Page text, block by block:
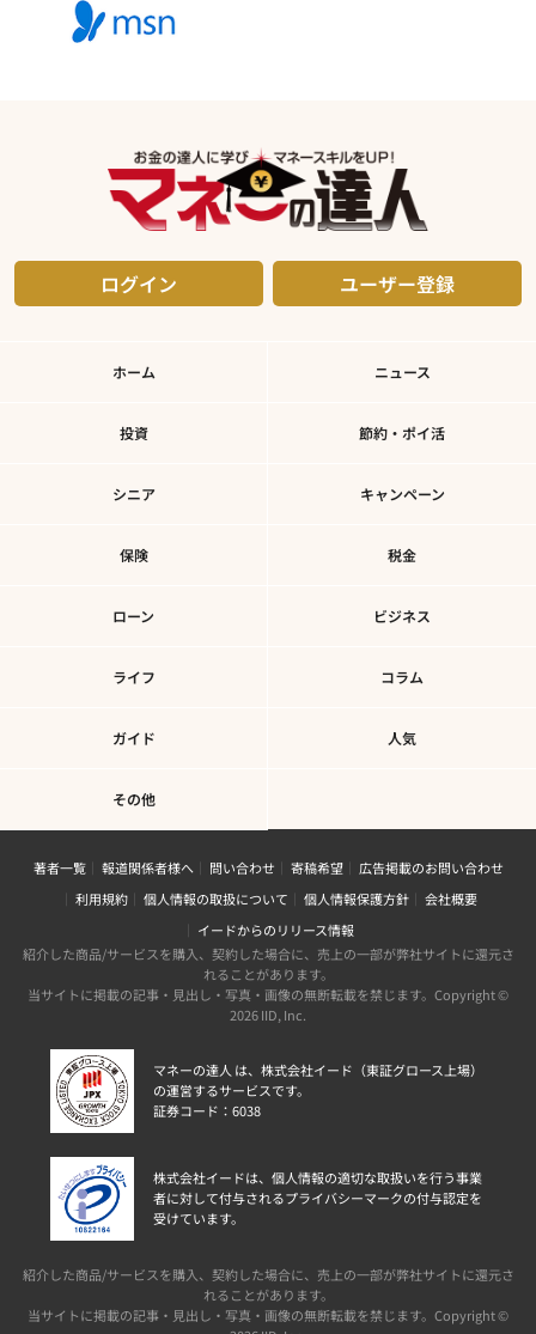
ログイン ユーザー登録
ホーム ニュース
投資 節約・ポイ活
シニア キャンペーン
保険 税金
ローン ビジネス
ライフ コラム
ガイド 人気
その他
著者一覧 報道関係者様へ 問い合わせ 寄稿希望
広告掲載のお問い合わせ
利用規約
個人情報の取扱について 個人情報保護方針
会社概要
イードからのリリース情報
紹介した商品/サービスを購入、契約した場合に、売上の一部が弊社サイトに還元さ
れることがあります。
当サイトに掲載の記事・見出し・写真・画像の無断転載を禁じます。Copyright ©
2026 IID, Inc.
マネーの達人 は、株式会社イード（東証グロース上場）
の運営するサービスです。
証券コード：6038
株式会社イードは、個人情報の適切な取扱いを行う事業
者に対して付与されるプライバシーマークの付与認定を
受けています。
紹介した商品/サービスを購入、契約した場合に、売上の一部が弊社サイトに還元さ
れることがあります。
当サイトに掲載の記事・見出し・写真・画像の無断転載を禁じます。Copyright ©